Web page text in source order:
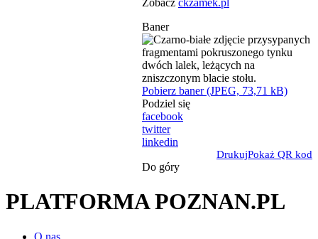
Zobacz ckzamek.pl
Baner
Pobierz baner (JPEG, 73,71 kB)
Podziel się
facebook
twitter
linkedin
DrukujPokaż QR kod
Do góry
PLATFORMA POZNAN.PL
O nas